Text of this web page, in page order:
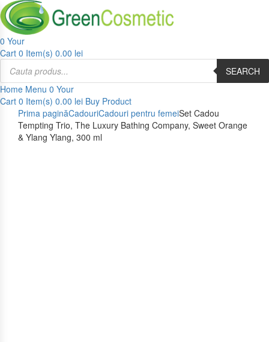
0 Your
Cart 0 Item(s) 0.00 lei
SEARCH
Home Menu 0 Your
Cart 0 Item(s) 0.00 lei Buy Product
Prima paginăCadouriCadouri pentru femeiSet Cadou
Tempting Trio, The Luxury Bathing Company, Sweet Orange
& Ylang Ylang, 300 ml